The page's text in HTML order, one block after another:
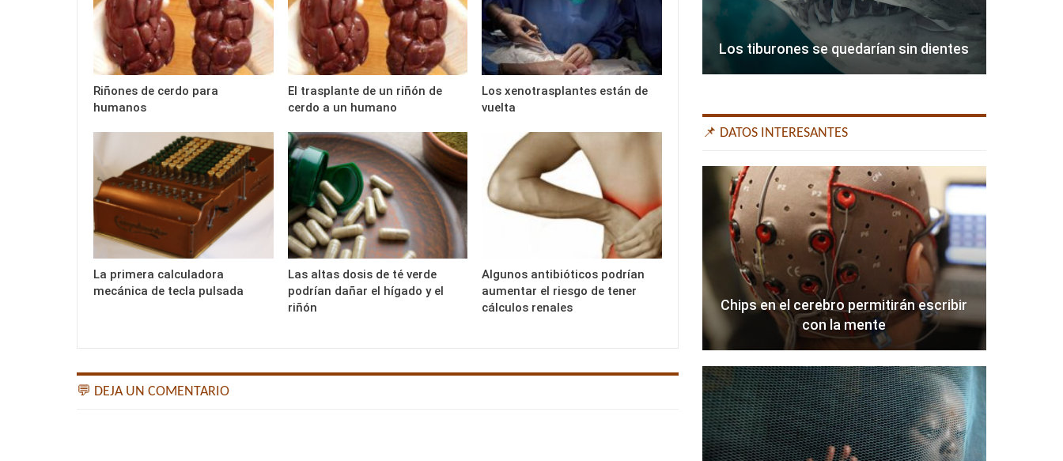
Riñones de cerdo para
humanos
El trasplante de un riñón de
cerdo a un humano
Los xenotrasplantes están de
vuelta
La primera calculadora
mecánica de tecla pulsada
Las altas dosis de té verde
podrían dañar el hígado y el
riñón
Algunos antibióticos podrían
aumentar el riesgo de tener
cálculos renales
💬 DEJA UN COMENTARIO
Los tiburones se quedarían sin dientes
📌 DATOS INTERESANTES
Chips en el cerebro permitirán escribir
con la mente